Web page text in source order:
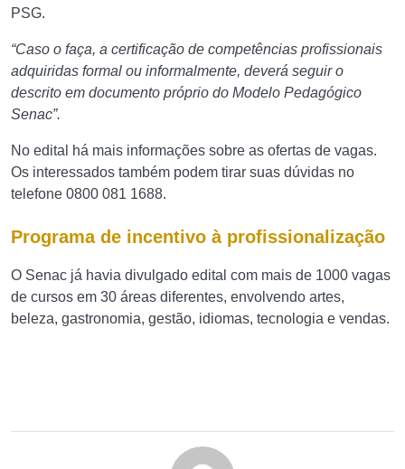
PSG.
“Caso o faça, a certificação de competências profissionais
adquiridas formal ou informalmente, deverá seguir o
descrito em documento próprio do Modelo Pedagógico
Senac”.
No edital há mais informações sobre as ofertas de vagas.
Os interessados também podem tirar suas dúvidas no
telefone 0800 081 1688.
Programa de incentivo à profissionalização
O Senac já havia divulgado edital com mais de 1000 vagas
de cursos em 30 áreas diferentes, envolvendo artes,
beleza, gastronomia, gestão, idiomas, tecnologia e vendas.